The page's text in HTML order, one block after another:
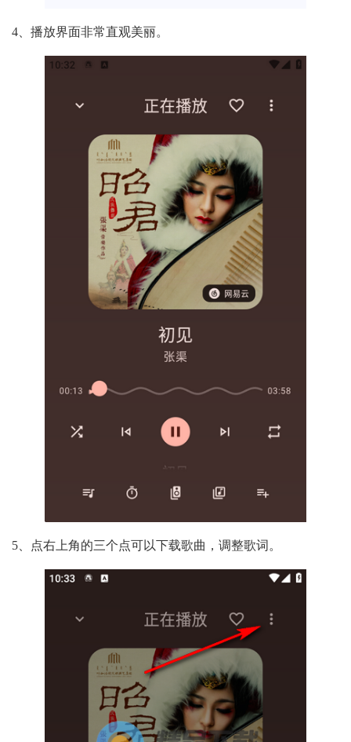
4、播放界面非常直观美丽。
5、点右上角的三个点可以下载歌曲，调整歌词。